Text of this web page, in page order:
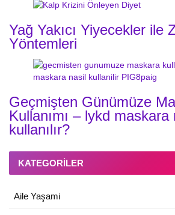
Yağ Yakıcı Yiyecekler ile
Yöntemleri
Geçmişten Günümüze
Kullanımı – lykd maskara
kullanılır?
KATEGORILER
Aile Yaşami